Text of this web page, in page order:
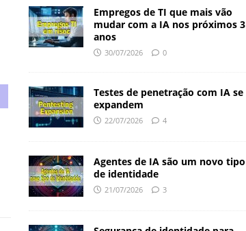
Empregos de TI que mais vão
mudar com a IA nos próximos 3
anos
30/07/2026 0
Testes de penetração com IA se
expandem
22/07/2026 4
Agentes de IA são um novo tipo
de identidade
21/07/2026 3